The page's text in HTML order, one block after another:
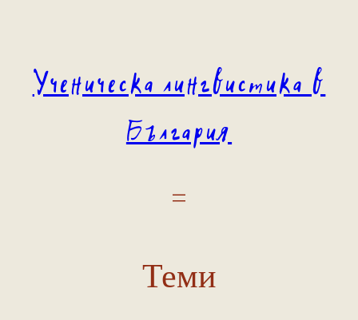
Ученическа лингвистика в
България
Теми